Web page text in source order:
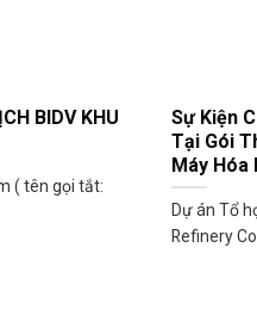
BIDV KHU
( tên gọi tắt:
Sự Kiện
Tại Gói
Máy Hóa
Dự án Tổ
Refinery